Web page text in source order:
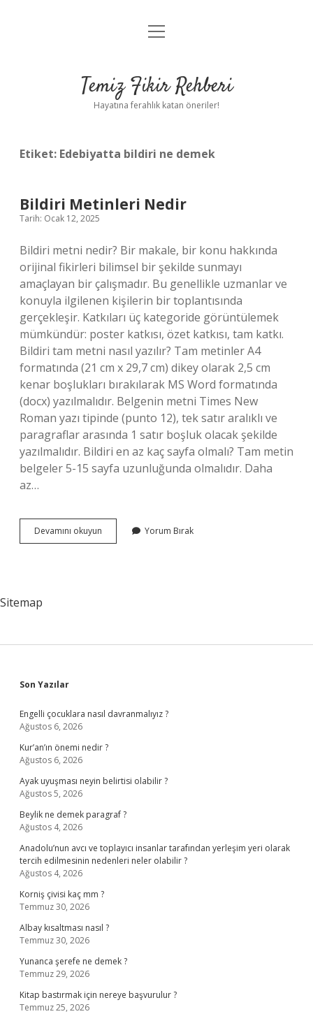
Anasayfa
Yasal Uyarı
menüyü
Temiz Fikir Rehberi
Hayatına ferahlık katan öneriler!
Etiket: Edebiyatta bildiri ne demek
Bildiri Metinleri Nedir
Tarih: Ocak 12, 2025
Bildiri metni nedir? Bir makale, bir konu hakkında
orijinal fikirleri bilimsel bir şekilde sunmayı
amaçlayan bir çalışmadır. Bu genellikle uzmanlar ve
konuyla ilgilenen kişilerin bir toplantısında
gerçekleşir. Katkıları üç kategoride görüntülemek
mümkündür: poster katkısı, özet katkısı, tam katkı.
Bildiri tam metni nasıl yazılır? Tam metinler A4
formatında (21 cm x 29,7 cm) dikey olarak 2,5 cm
kenar boşlukları bırakılarak MS Word formatında
(docx) yazılmalıdır. Belgenin metni Times New
Roman yazı tipinde (punto 12), tek satır aralıklı ve
paragraflar arasında 1 satır boşluk olacak şekilde
yazılmalıdır. Bildiri en az kaç sayfa olmalı? Tam metin
belgeler 5-15 sayfa uzunluğunda olmalıdır. Daha
az…
Devamını okuyun
Metinleri
Yorum Bırak
Sitemap
Sidebar
Son Yazılar
Engelli çocuklara nasıl davranmalıyız ?
Ağustos 6, 2026
Kur’an’ın önemi nedir ?
Ağustos 6, 2026
Ayak uyuşması neyin belirtisi olabilir ?
Ağustos 5, 2026
Beylik ne demek paragraf ?
Ağustos 4, 2026
Anadolu’nun avcı ve toplayıcı insanlar tarafından yerleşim yeri olarak
tercih edilmesinin nedenleri neler olabilir ?
Ağustos 4, 2026
Korniş çivisi kaç mm ?
Temmuz 30, 2026
Albay kısaltması nasıl ?
Temmuz 30, 2026
Yunanca şerefe ne demek ?
Temmuz 29, 2026
Kitap bastırmak için nereye başvurulur ?
Temmuz 25, 2026